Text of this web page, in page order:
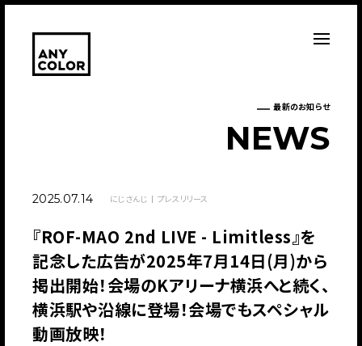
最新のお知らせ
NEWS
2025.07.14 にじさんじ プレスリリース
『ROF-MAO 2nd LIVE - Limitless』を
記念した広告が2025年7月14日(月)から
掲出開始！会場のKアリーナ横浜へと続く、
横浜駅や沿線に登場！会場でもスペシャル
動画放映！